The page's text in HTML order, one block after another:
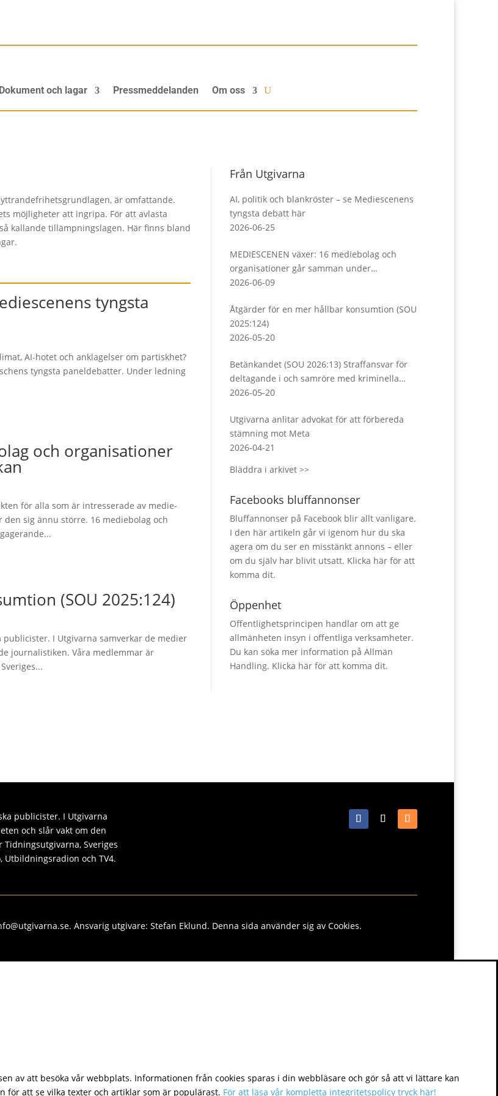
Dokument och lagar Pressmeddelanden Om oss
är omfattande.
möjligheter att ingripa. För att avlasta
kallande tillämpningslagen. Här finns bland
tyngsta
AI-hotet och anklagelser om partiskhet?
tyngsta paneldebatter. Under ledning
och organisationer
för alla som är intresserade av medie-
sig ännu större. 16 mediebolag och
(SOU 2025:124)
I Utgivarna samverkar de medier
journalistiken. Våra medlemmar är
Från Utgivarna
AI, politik och blankröster – se Mediescenens
tyngsta debatt här
2026-06-25
MEDIESCENEN växer: 16 mediebolag och
organisationer går samman under
Almedalsveckan
2026-06-09
Åtgärder för en mer hållbar konsumtion (SOU
2025:124)
2026-05-20
Betänkandet (SOU 2026:13) Straffansvar för
deltagande i och samröre med kriminella
sammanslutningar
2026-05-20
Utgivarna anlitar advokat för att förbereda
stämning mot Meta
2026-04-21
Bläddra i arkivet >>
Facebooks bluffannonser
Bluffannonser på Facebook blir allt vanligare.
I den här artikeln går vi igenom hur du ska
agera om du ser en misstänkt annons – eller
om du själv har blivit utsatt. Klicka här för att
komma dit.
Öppenhet
Offentlighetsprincipen handlar om att ge
allmänheten insyn i offentliga verksamheter.
Du kan söka mer information på Allmän
Handling. Klicka här för att komma dit.
publicister. I Utgivarna
och slår vakt om den
Sveriges
Utbildningsradion och TV4.
Ansvarig utgivare: Stefan Eklund. Denna sida använder sig av Cookies.
av att besöka vår webbplats. Informationen från cookies sparas i din webbläsare och gör så att vi lättare kan
för att se vilka texter och artiklar som är populärast. För att läsa vår kompletta integritetspolicy tryck här!